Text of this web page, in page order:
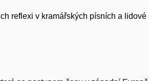
reflexi v kramářských písních a lidové